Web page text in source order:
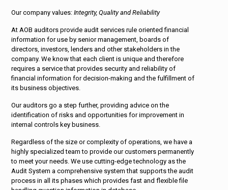
Our company values: Integrity, Quality and Reliability
At AOB auditors provide audit services rule oriented financial
information for use by senior management, boards of
directors, investors, lenders and other stakeholders in the
company. We know that each client is unique and therefore
requires a service that provides security and reliability of
financial information for decision-making and the fulfillment of
its business objectives.
Our auditors go a step further, providing advice on the
identification of risks and opportunities for improvement in
internal controls key business.
Regardless of the size or complexity of operations, we have a
highly specialized team to provide our customers permanently
to meet your needs. We use cutting-edge technology as the
Audit System a comprehensive system that supports the audit
process in all its phases which provides fast and flexible file